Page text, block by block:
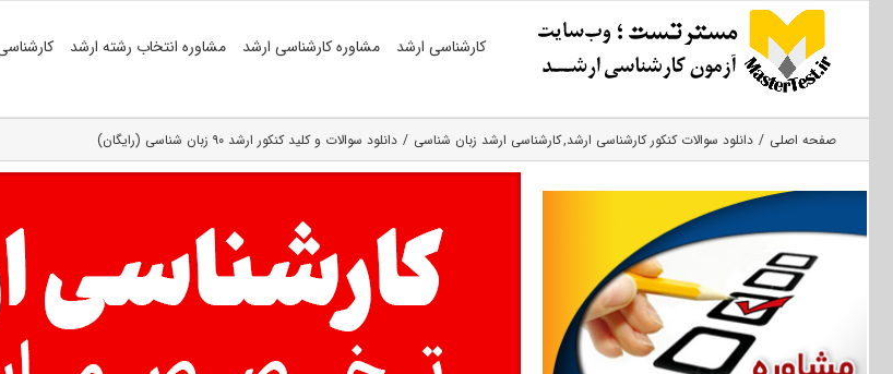
کارشناسی ارشد مشاوره کارشناسی ارشد مشاوره انتخاب رشته ارشد
صفحه اصلی دانلود سوالات کنکور کارشناسی ارشد کارشناسی ارشد زبان شناسی دانلود سوالات و کلید کنکور ارشد ۹۰ زبان شناسی (رایگان)